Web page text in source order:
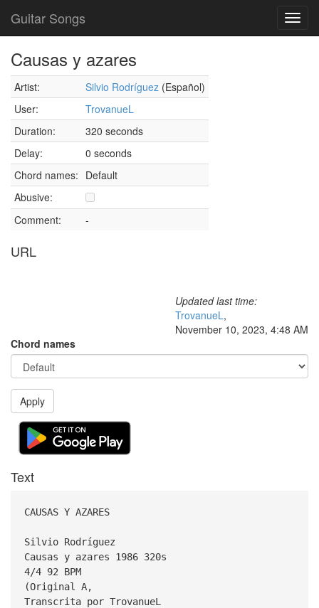
Guitar Songs
Causas y azares
Artist: Silvio Rodríguez (Español)
User:
TrovanueL
Duration:
320 seconds
Delay:
0 seconds
Chord names: Default
Abusive:
Comment:
-
URL
Updated last time:
TrovanueL,
November 10, 2023, 4:48 AM
Chord names
Apply
Text
CAUSAS Y AZARES
Silvio Rodríguez
Causas y azares 1986 320s
4/4 92 BPM
(Original A,
Transcrita por TrovanueL